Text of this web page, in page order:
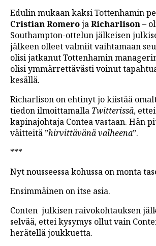
Edulin mukaan kaksi Tottenhamin
Cristian RomerojaRicharlison–
Southampton-ottelun jälkeisen
jälkeen olleet valmiit vaihtamaan
olisi jatkanut Tottenhamin
olisi ymmärrettävästi voinut
kesällä.
Richarlison on ehtinyt jo kiistää
tiedon ilmoittamalla Twitterissä,
kapinajohtaja Contea vastaan. Hän
väitteitä ”hirvittävänä valheena”.
***
Nyt nousseessa kohussa on monta
Ensimmäinen on itse asia.
Conten julkisen raivokohtauksen
selvää, ettei kysymys ollut vain
herätellä joukkuetta.